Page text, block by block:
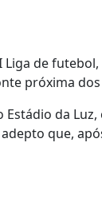
Liga de futebol,
próxima
da Luz,
que,